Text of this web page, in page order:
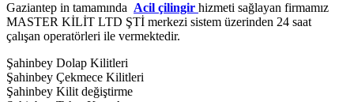
Gaziantep in tamamında Acil çilingir hizmeti sağlayan firmamız
MASTER KİLİT LTD ŞTİ merkezi sistem üzerinden 24 saat
çalışan operatörleri ile vermektedir.
Şahinbey Dolap Kilitleri
Şahinbey Çekmece Kilitleri
Şahinbey Kilit değiştirme